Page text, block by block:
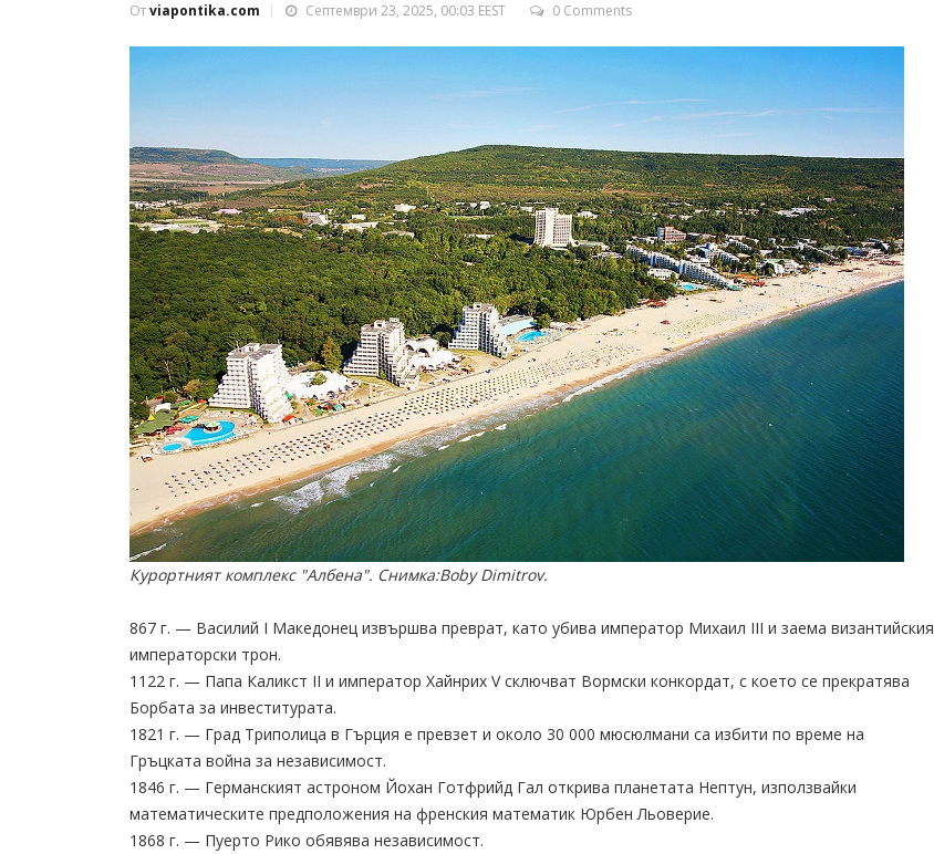
Отviapontika.com Септември 23, 2025, 00:03 EEST 0 Comments
Курортният комплекс "Албена". Снимка:Boby Dimitrov.
867 г. — Василий I Македонец извършва преврат, като убива император Михаил III и заема византийския
императорски трон.
1122 г. — Папа Каликст II и император Хайнрих V сключват Вормски конкордат, с което се прекратява
Борбата за инвеститурата.
1821 г. — Град Триполица в Гърция е превзет и около 30 000 мюсюлмани са избити по време на
Гръцката война за независимост.
1846 г. — Германският астроном Йохан Готфрийд Гал открива планетата Нептун, използвайки
математическите предположения на френския математик Юрбен Льоверие.
1868 г. — Пуерто Рико обявява независимост.